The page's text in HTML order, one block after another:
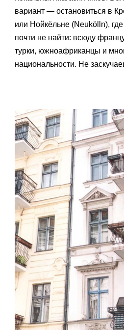
вариант — остановиться в
или Нойкёльне (Neukölln),
почти не найти: всюду
турки, южноафриканцы и
национальности. Не